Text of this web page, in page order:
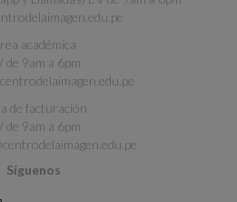
académica
de 9am a 6pm
de facturación
de 9am a 6pm
Síguenos